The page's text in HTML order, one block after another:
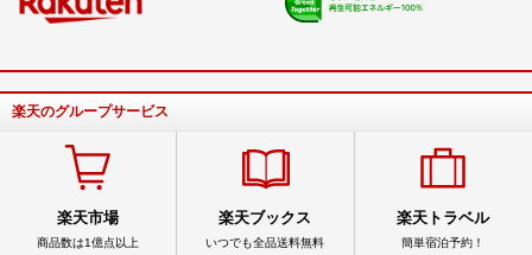
楽天のグループサービス
楽天市場
商品数は1億点以上
楽天ブックス
いつでも全品送料無料
楽天トラベル
簡単宿泊予約！